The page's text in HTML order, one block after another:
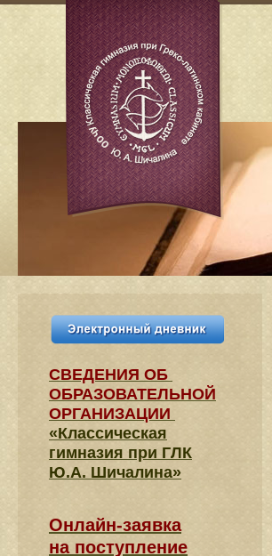
СВЕДЕНИЯ​ ОБ
ОБРАЗОВАТЕЛЬНОЙ
ОРГАНИЗАЦИИ
«Классическая
гимназия при ГЛК
Ю.А. Шичалина»
Онлайн-заявка
на поступление